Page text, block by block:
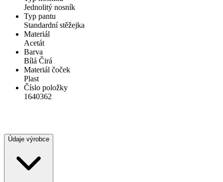
Jednolitý nosník
Typ pantu
Standardní stěžejka
Materiál
Acetát
Barva
Bílá Čirá
Materiál čoček
Plast
Číslo položky
1640362
Údaje výrobce